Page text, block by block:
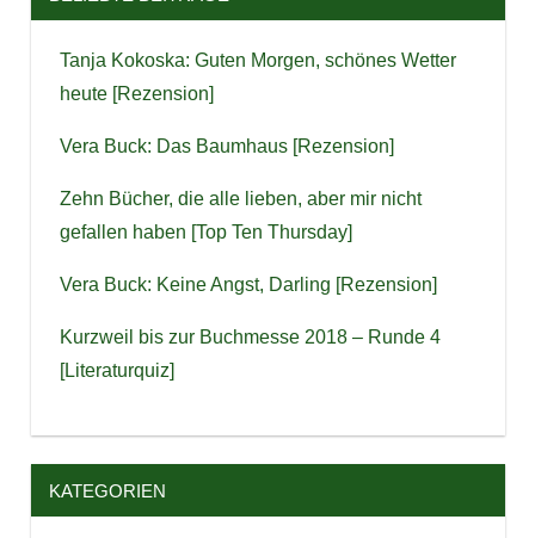
Tanja Kokoska: Guten Morgen, schönes Wetter
heute [Rezension]
Vera Buck: Das Baumhaus [Rezension]
Zehn Bücher, die alle lieben, aber mir nicht
gefallen haben [Top Ten Thursday]
Vera Buck: Keine Angst, Darling [Rezension]
Kurzweil bis zur Buchmesse 2018 – Runde 4
[Literaturquiz]
KATEGORIEN